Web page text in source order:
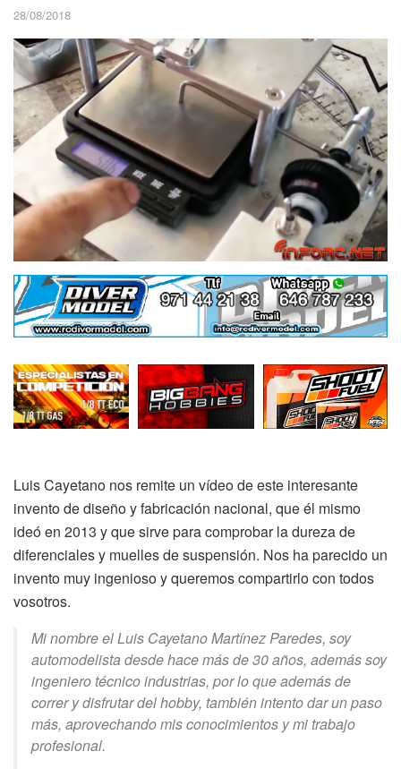
28/08/2018
Luis Cayetano nos remite un vídeo de este interesante
invento de diseño y fabricación nacional, que él mismo
ideó en 2013 y que sirve para comprobar la dureza de
diferenciales y muelles de suspensión. Nos ha parecido un
invento muy ingenioso y queremos compartirlo con todos
vosotros.
Mi nombre el Luis Cayetano Martínez Paredes, soy
automodelista desde hace más de 30 años, además soy
ingeniero técnico industrias, por lo que además de
correr y disfrutar del hobby, también intento dar un paso
más, aprovechando mis conocimientos y mi trabajo
profesional.